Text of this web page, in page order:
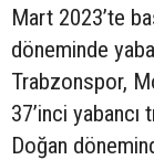
Mart 2023’te
döneminde
Trabzonspor,
37’inci
Doğan